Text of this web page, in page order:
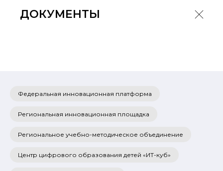
ДОКУМЕНТЫ
Федеральная инновационная платформа
Региональная инновационная площадка
Региональное учебно-методическое объединение
Центр цифрового образования детей «ИТ-куб»